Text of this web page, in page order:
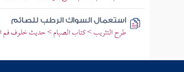
استعمال السواك الرطب للصائم
طرح التثريب > كتاب الصيام > حديث خلوف فم